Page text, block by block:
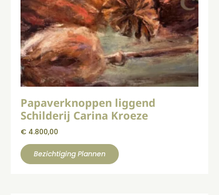
Papaverknoppen liggend
Schilderij Carina Kroeze
€ 4.800,00
Bezichtiging Plannen